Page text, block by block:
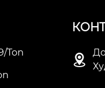
ton 